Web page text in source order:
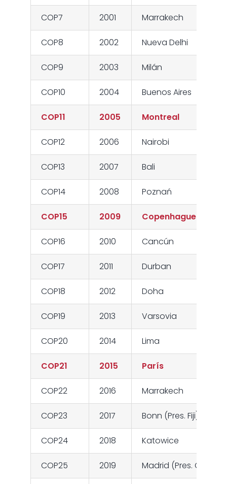
COP7 2001 Marrakech
COP8 2002 Nueva Delhi
COP9 2003 Milán
COP10 2004 Buenos Aires
COP11 2005 Montreal
COP12 2006 Nairobi
COP13 2007 Bali
COP14 2008 Poznań
COP15 2009 Copenhague
COP16 2010 Cancún
COP17 2011 Durban
COP18 2012 Doha
COP19 2013 Varsovia
COP20 2014 Lima
COP21 2015 París
COP22 2016 Marrakech
COP23 2017 Bonn (Pres. Fiji)
COP24 2018 Katowice
COP25 2019 Madrid (Pres. Chile)